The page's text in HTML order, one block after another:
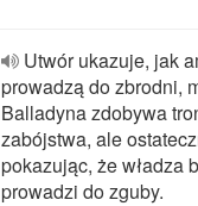
Utwór ukazuje, jak
prowadzą do zbrodni,
Balladyna zdobywa
zabójstwa, ale
pokazując, że władza
prowadzi do zguby.